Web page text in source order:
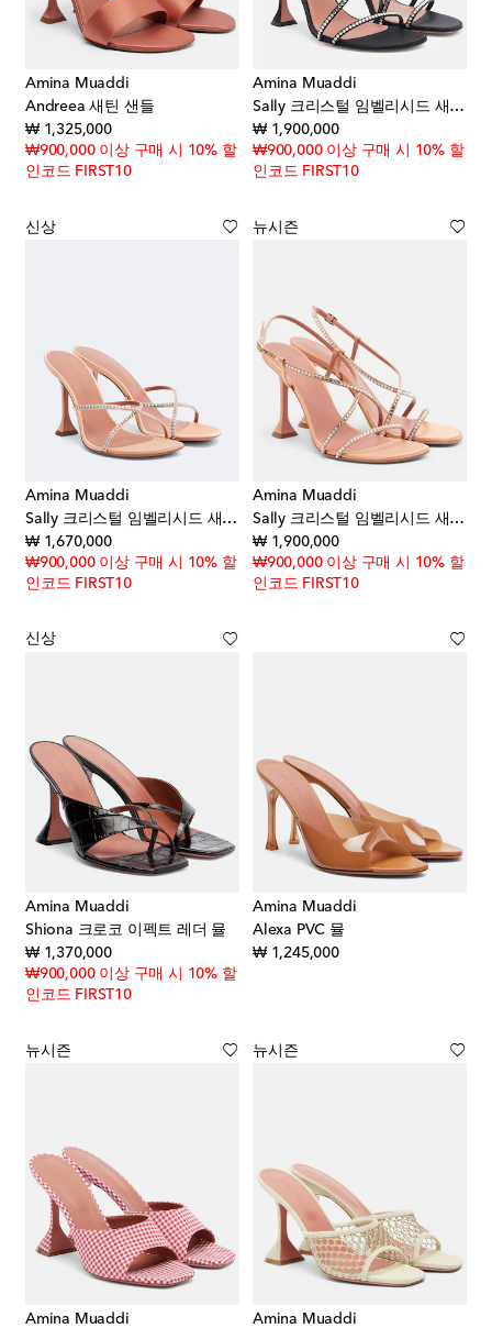
Amina Muaddi
Andreea 새틴 샌들
₩ 1,325,000original price
₩900,000 이상 구매 시 10% 할
인코드 FIRST10
Amina Muaddi
Sally 크리스털 임벨리시드 새틴 샌들
₩ 1,900,000original price
₩900,000 이상 구매 시 10% 할
인코드 FIRST10
신상
Amina Muaddi
Sally 크리스털 임벨리시드 새틴 뮬
₩ 1,670,000original price
₩900,000 이상 구매 시 10% 할
인코드 FIRST10
뉴시즌
Amina Muaddi
Sally 크리스털 임벨리시드 새틴 샌들
₩ 1,900,000original price
₩900,000 이상 구매 시 10% 할
인코드 FIRST10
신상
Amina Muaddi
Shiona 크로코 이펙트 레더 뮬
₩ 1,370,000original price
₩900,000 이상 구매 시 10% 할
인코드 FIRST10
Amina Muaddi
Alexa PVC 뮬
₩ 1,245,000original price
뉴시즌
Amina Muaddi
뉴시즌
Amina Muaddi